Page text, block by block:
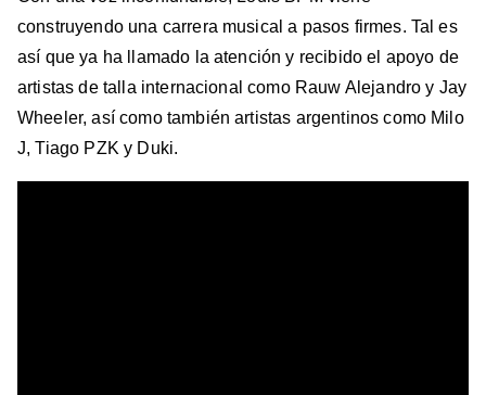
construyendo una carrera musical a pasos firmes. Tal es
así que ya ha llamado la atención y recibido el apoyo de
artistas de talla internacional como Rauw Alejandro y Jay
Wheeler, así como también artistas argentinos como Milo
J, Tiago PZK y Duki.